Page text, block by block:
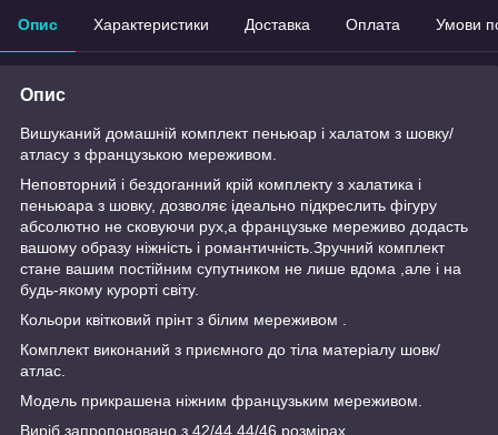
Опис Характеристики Доставка Оплата Умови
Опис
Вишуканий домашній комплект пеньюар і халатом з шовку/
атласу з французькою мереживом.
Неповторний і бездоганний крій комплекту з халатика і
пеньюара з шовку, дозволяє ідеально підкреслить фігуру
абсолютно не сковуючи рух,а французьке мереживо додасть
вашому образу ніжність і романтичність.Зручний комплект
стане вашим постійним супутником не лише вдома ,але і на
будь-якому курорті світу.
Кольори квітковий прінт з білим мереживом .
Комплект виконаний з приємного до тіла матеріалу шовк/
атлас.
Модель прикрашена ніжним французьким мереживом.
Виріб запропоновано з 42/44,44/46 розмірах.